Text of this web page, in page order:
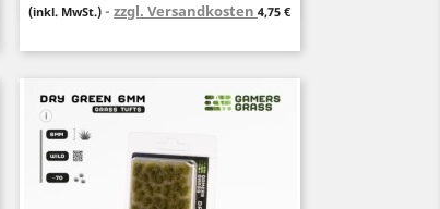
(inkl. MwSt.) zzgl. Versandkosten Preis
4,75 €